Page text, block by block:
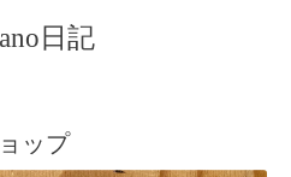
日記
ップ